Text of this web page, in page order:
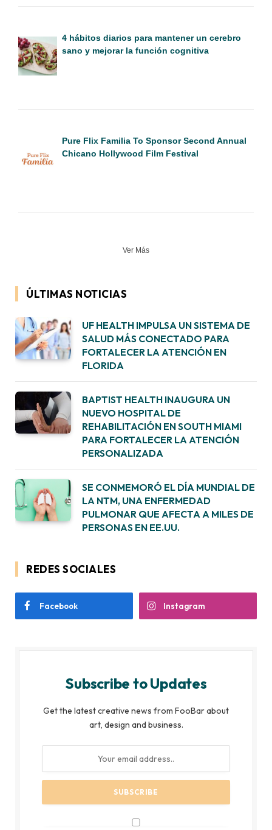
4 hábitos diarios para mantener un cerebro
sano y mejorar la función cognitiva
Pure Flix Familia To Sponsor Second Annual
Chicano Hollywood Film Festival
Ver Más
ÚLTIMAS NOTICIAS
UF HEALTH IMPULSA UN SISTEMA DE
SALUD MÁS CONECTADO PARA
FORTALECER LA ATENCIÓN EN
FLORIDA
BAPTIST HEALTH INAUGURA UN
NUEVO HOSPITAL DE
REHABILITACIÓN EN SOUTH MIAMI
PARA FORTALECER LA ATENCIÓN
PERSONALIZADA
SE CONMEMORÓ EL DÍA MUNDIAL DE
LA NTM, UNA ENFERMEDAD
PULMONAR QUE AFECTA A MILES DE
PERSONAS EN EE.UU.
REDES SOCIALES
Facebook Instagram
Subscribe to Updates
Get the latest creative news from FooBar about
art, design and business.